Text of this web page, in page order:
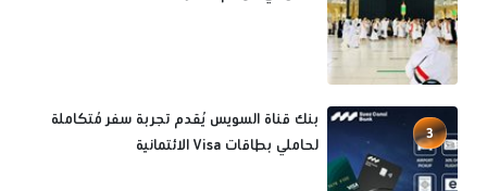
3
بنك قناة السويس يُقدم تجربة سفر مُتكاملة
لحاملي بطاقات Visa الائتمانية